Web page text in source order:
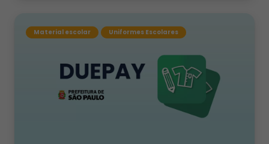
Material escolar Uniformes Escolares